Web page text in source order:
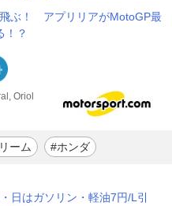
ぶ！ アプリリアがMotoGP最
？
Oriol
ーム #ホンダ
日はガソリン・軽油7円/L引